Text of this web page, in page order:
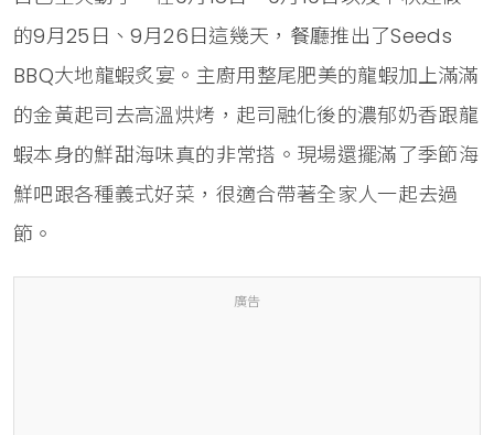
的9月25日、9月26日這幾天，餐廳推出了Seeds
BBQ大地龍蝦炙宴。主廚用整尾肥美的龍蝦加上滿滿
的金黃起司去高溫烘烤，起司融化後的濃郁奶香跟龍
蝦本身的鮮甜海味真的非常搭。現場還擺滿了季節海
鮮吧跟各種義式好菜，很適合帶著全家人一起去過
節。
廣告